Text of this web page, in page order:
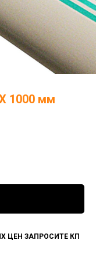
1000 мм
ЦЕН ЗАПРОСИТЕ КП